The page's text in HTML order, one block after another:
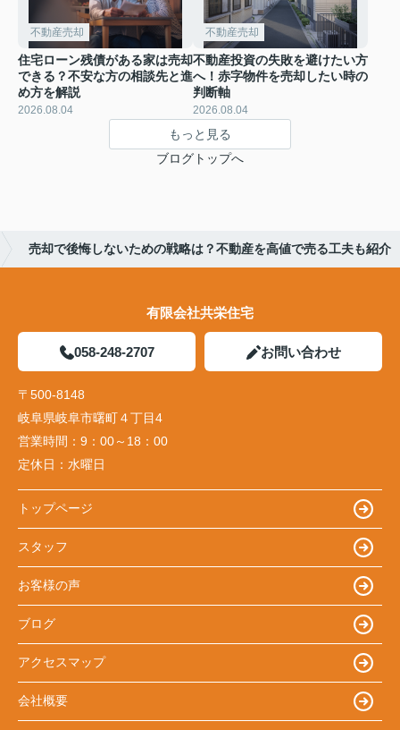
不動産売却
住宅ローン残債がある家は売却
できる？不安な方の相談先と進
め方を解説
2026.08.04
不動産売却
不動産投資の失敗を避けたい方
へ！赤字物件を売却したい時の
判断軸
2026.08.04
もっと見る
ブログトップへ
売却で後悔しないための戦略は？不動産を高値で売る工夫も紹介
有限会社共栄住宅
058-248-2707 お問い合わせ
〒500-8148
岐阜県岐阜市曙町４丁目4
営業時間： 9：00～18：00
定休日： 水曜日
トップページ
スタッフ
お客様の声
ブログ
アクセスマップ
会社概要